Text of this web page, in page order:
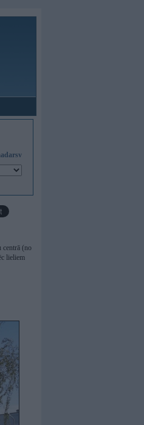
centrā (no
lieliem